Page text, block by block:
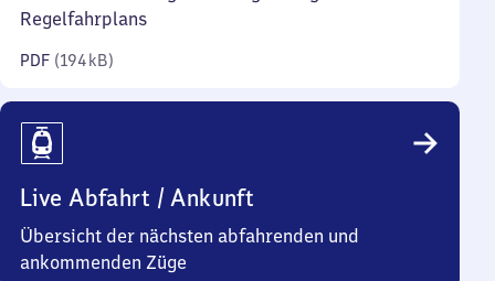
Regelfahrplans
PDF (194 kB)
Live Abfahrt / Ankunft
Übersicht der nächsten abfahrenden und
ankommenden Züge